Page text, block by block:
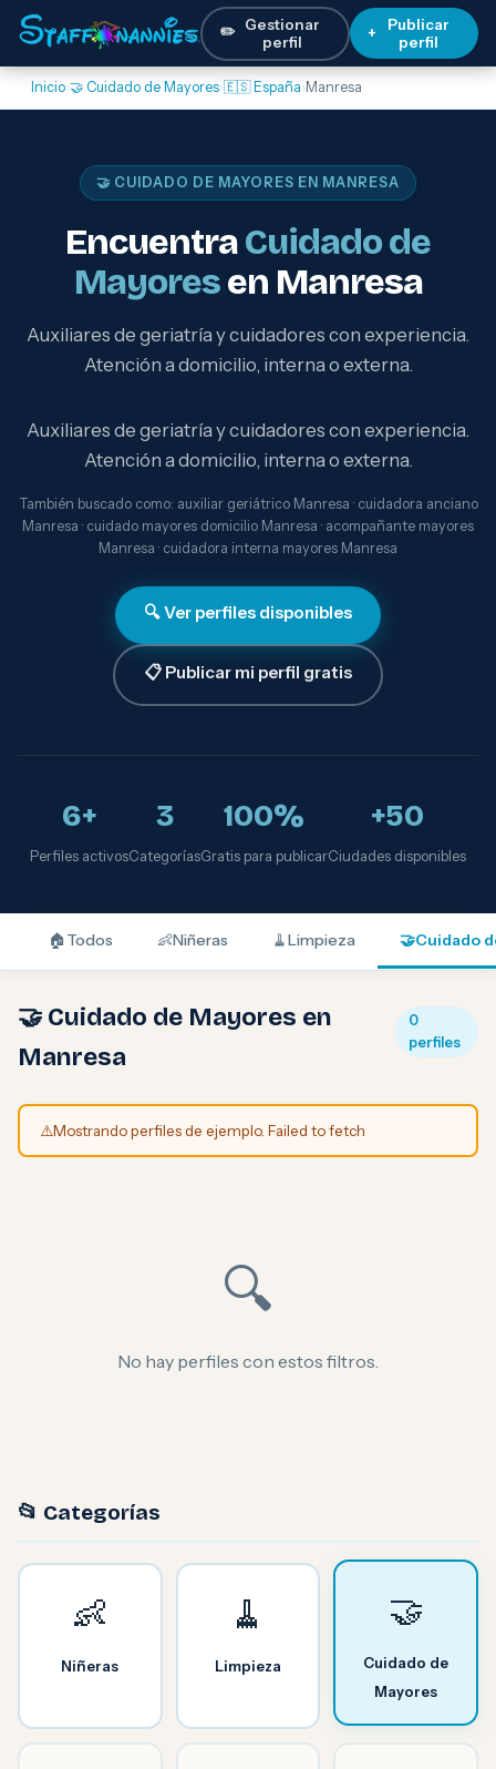
✏️ Gestionar
perfil
+
Publicar
perfil
Inicio›🤝 Cuidado de Mayores›🇪🇸 España› Manresa
🤝 CUIDADO DE MAYORES EN MANRESA
EncuentraCuidado de
Mayoresen Manresa
Auxiliares de geriatría y cuidadores con experiencia.
Atención a domicilio, interna o externa.
Auxiliares de geriatría y cuidadores con experiencia.
Atención a domicilio, interna o externa.
También buscado como: auxiliar geriátrico Manresa · cuidadora anciano
Manresa · cuidado mayores domicilio Manresa · acompañante mayores
Manresa · cuidadora interna mayores Manresa
🔍 Ver perfiles disponibles
📋 Publicar mi perfil gratis
6+
Perfiles activos
3
Categorías
100%
Gratis para publicar
+50
Ciudades disponibles
🏠 Todos 👶Niñeras 🧹Limpieza 🤝Cuidado
🤝 Cuidado de Mayores en
Manresa
0
perfiles
⚠️Mostrando perfiles de ejemplo. Failed to fetch
🔍
No hay perfiles con estos filtros.
📂 Categorías
👶
Niñeras
🧹
Limpieza
🤝
Cuidado de
Mayores